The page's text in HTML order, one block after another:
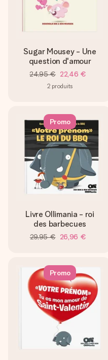
Créez quelque chose
son prénom, votre photo
Sans complications, juste
Sugar Mousey - Une
question d'amour
24,95 € 22,46 €
2 produits
Promo
Livre Ollimania - roi
des barbecues
29,95 € 26,96 €
Promo